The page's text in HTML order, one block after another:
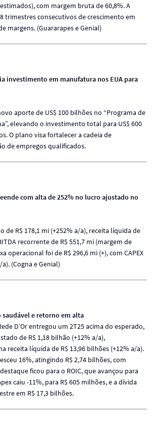
com margem bruta de 60,8%. A
trimestres consecutivos de crescimento em
margens. (Guararapes e Genial)
investimento em manufatura nos EUA para
aporte de US$ 100 bilhões no “Programa de
elevando o investimento total para US$ 600
O plano visa fortalecer a cadeia de
de empregos qualificados.
com alta de 252% no lucro ajustado no
de R$ 178,1 mi (+252% a/a), receita líquida de
recorrente de R$ 551,7 mi (margem de
operacional foi de R$ 296,6 mi (+), com CAPEX
(Cogna e Genial)
saudável e retorno em alta
D’Or entregou um 2T25 acima do esperado,
de R$ 1,18 bilhão (+12% a/a),
receita líquida de R$ 13,96 bilhões (+12% a/a).
16%, atingindo R$ 2,74 bilhões, com
ficou para o ROIC, que avançou para
caiu -11%, para R$ 605 milhões, e a dívida
em R$ 17,3 bilhões.